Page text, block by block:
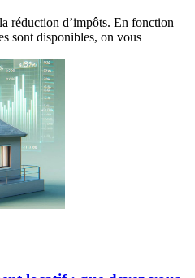
réduction d’impôts. En fonction
sont disponibles, on vous